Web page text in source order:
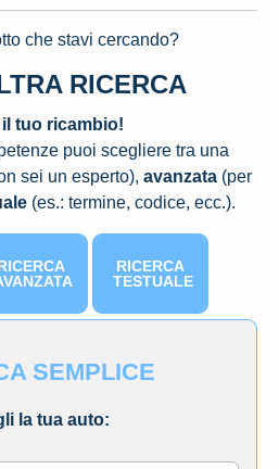
che stavi cercando?
RICERCA
tuo ricambio!
puoi scegliere tra una
sei un esperto), avanzata (per
(es.: termine, codice, ecc.).
RICERCA
TESTUALE
SEMPLICE
la tua auto: